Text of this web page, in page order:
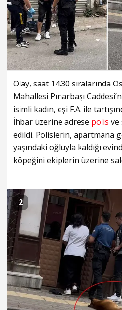
Olay, saat 14.30 sıralarında
Mahallesi Pınarbaşı
isimli kadın, eşi F.A. ile
İhbar üzerine adrese polis ve
edildi. Polislerin, apartmana
yaşındaki oğluyla kaldığı
köpeğini ekiplerin üzerine
2